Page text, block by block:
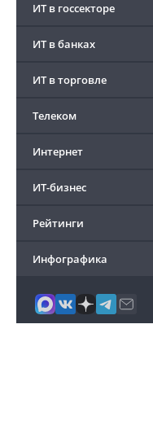
ИТ в госсекторе
ИТ в банках
ИТ в торговле
Телеком
Интернет
ИТ-бизнес
Рейтинги
Инфографика